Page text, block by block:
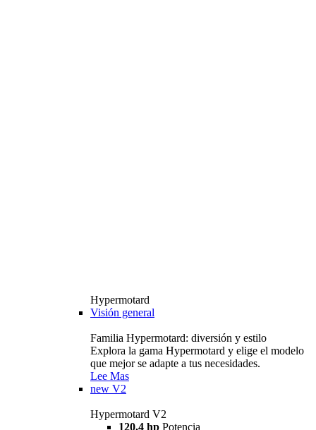
Hypermotard
Visión general
Familia Hypermotard: diversión y estilo
Explora la gama Hypermotard y elige el modelo
que mejor se adapte a tus necesidades.
Lee Mas
new V2
Hypermotard V2
120,4 hp Potencia